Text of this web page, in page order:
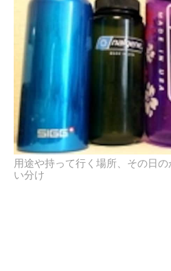
用途や持って行く場所、その日
い分け